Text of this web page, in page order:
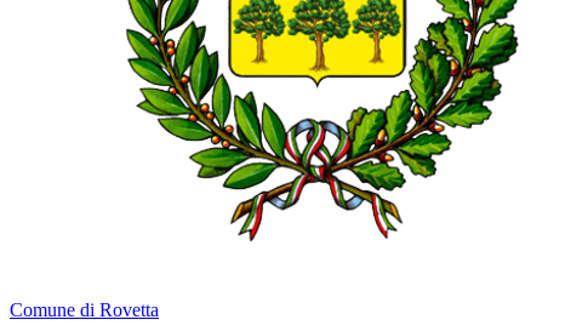
Comune di Rovetta